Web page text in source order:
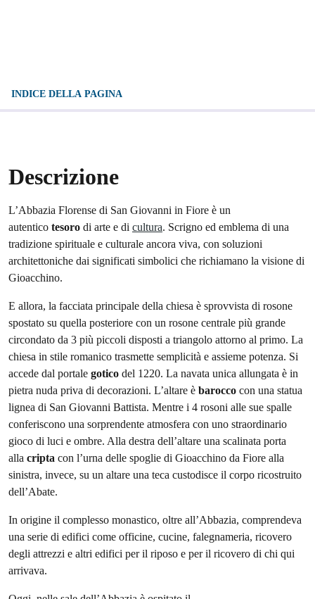
INDICE DELLA PAGINA
Descrizione
L’Abbazia Florense di San Giovanni in Fiore è un
autentico tesoro di arte e di cultura. Scrigno ed emblema di una
tradizione spirituale e culturale ancora viva, con soluzioni
architettoniche dai significati simbolici che richiamano la visione di
Gioacchino.
E allora, la facciata principale della chiesa è sprovvista di rosone
spostato su quella posteriore con un rosone centrale più grande
circondato da 3 più piccoli disposti a triangolo attorno al primo. La
chiesa in stile romanico trasmette semplicità e assieme potenza. Si
accede dal portale gotico del 1220. La navata unica allungata è in
pietra nuda priva di decorazioni. L’altare è barocco con una statua
lignea di San Giovanni Battista. Mentre i 4 rosoni alle sue spalle
conferiscono una sorprendente atmosfera con uno straordinario
gioco di luci e ombre. Alla destra dell’altare una scalinata porta
alla cripta con l’urna delle spoglie di Gioacchino da Fiore alla
sinistra, invece, su un altare una teca custodisce il corpo ricostruito
dell’Abate.
In origine il complesso monastico, oltre all’Abbazia, comprendeva
una serie di edifici come officine, cucine, falegnameria, ricovero
degli attrezzi e altri edifici per il riposo e per il ricovero di chi qui
arrivava.